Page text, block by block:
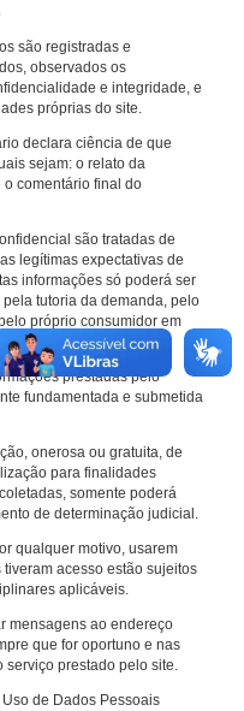
são registradas e
observados os
e integridade, e
próprias do site.
declara ciência de que
sejam: o relato da
comentário final do
são tratadas de
legítimas expectativas de
informações só poderá ser
tutoria da demanda, pelo
próprio consumidor em
prestadas pelo
fundamentada e submetida
onerosa ou gratuita, de
para finalidades
somente poderá
de determinação judicial.
qualquer motivo, usarem
acesso estão sujeitos
aplicáveis.
mensagens ao endereço
que for oportuno e nas
serviço prestado pelo site.
de Dados Pessoais